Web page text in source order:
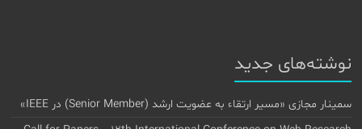
نوشته‌های جدید
سمینار مجازی «مسیر ارتقاء به عضویت ارشد (Senior Member) در IEEE»